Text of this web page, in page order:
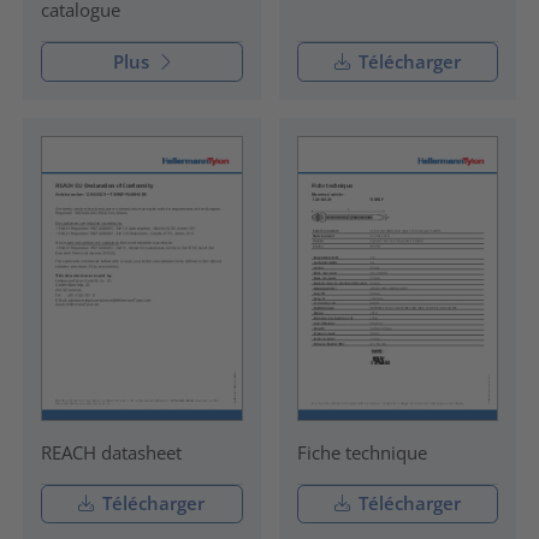
catalogue
Plus Télécharger
REACH datasheet
Télécharger
Fiche technique
Télécharger